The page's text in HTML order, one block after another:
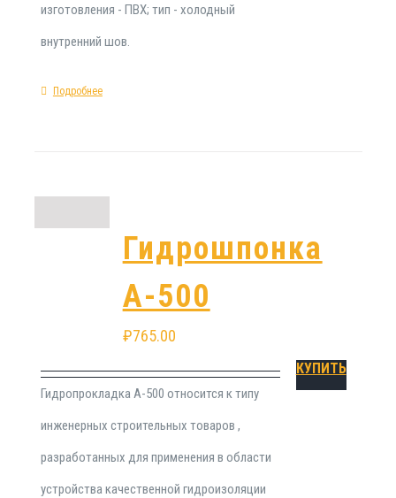
изготовления - ПВХ; тип - холодный
внутренний шов.
Подробнее
Гидрошпонка
А-500
₽765.00
Гидропрокладка А-500 относится к типу
инженерных строительных товаров ,
разработанных для применения в области
устройства качественной гидроизоляции
КУПИТЬ